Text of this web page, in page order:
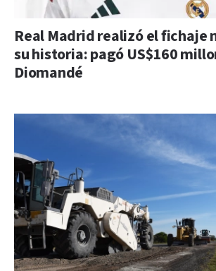
Real Madrid realizó el fichaje
su historia: pagó US$160
Diomandé